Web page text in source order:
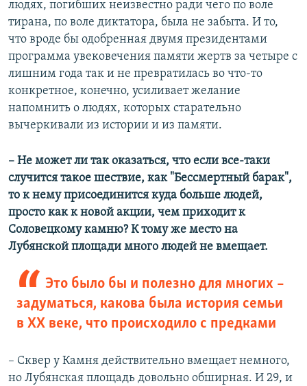
людях, погибших неизвестно ради чего по воле
тирана, по воле диктатора, была не забыта. И то,
что вроде бы одобренная двумя президентами
программа увековечения памяти жертв за четыре с
лишним года так и не превратилась во что-то
конкретное, конечно, усиливает желание
напомнить о людях, которых старательно
вычеркивали из истории и из памяти.
– Не может ли так оказаться, что если все-таки
случится такое шествие, как "Бессмертный барак",
то к нему присоединится куда больше людей,
просто как к новой акции, чем приходит к
Соловецкому камню? К тому же место на
Лубянской площади много людей не вмещает.
Это было бы и полезно для многих –
задуматься, какова была история семьи
в XX веке, что происходило с предками
– Сквер у Камня действительно вмещает немного,
но Лубянская площадь довольно обширная. И 29, и